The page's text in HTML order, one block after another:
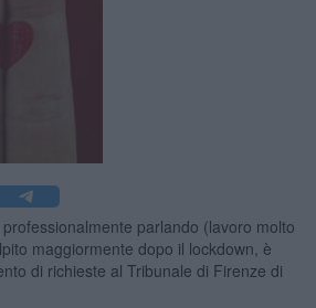
parlando (lavoro molto
maggiormente dopo il lockdown, è
di richieste al Tribunale di Firenze di